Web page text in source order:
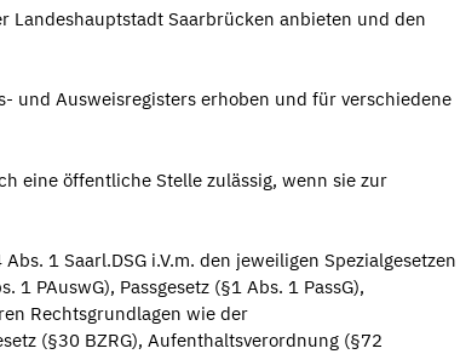
Landeshauptstadt Saarbrücken anbieten und den
und Ausweisregisters erhoben und für verschiedene
eine öffentliche Stelle zulässig, wenn sie zur
1 Saarl.DSG i.V.m. den jeweiligen Spezialgesetzen
1 PAuswG), Passgesetz (§1 Abs. 1 PassG),
Rechtsgrundlagen wie der
(§30 BZRG), Aufenthaltsverordnung (§72